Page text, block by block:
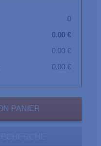
0
0.00 €
0.00 €
0.00 €